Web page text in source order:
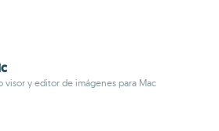
visor y editor de imágenes para Mac